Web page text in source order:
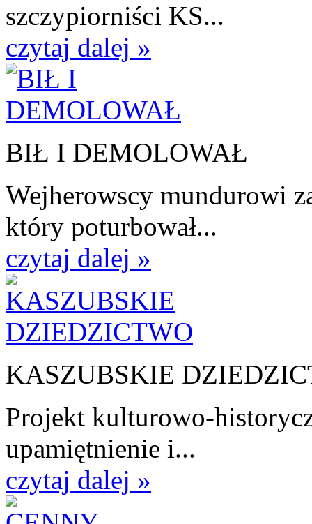
szczypiorniści KS...
czytaj dalej »
BIŁ I DEMOLOWAŁ
Wejherowscy mundurowi
który poturbował...
czytaj dalej »
KASZUBSKIE
Projekt kulturowo-
upamiętnienie i...
czytaj dalej »